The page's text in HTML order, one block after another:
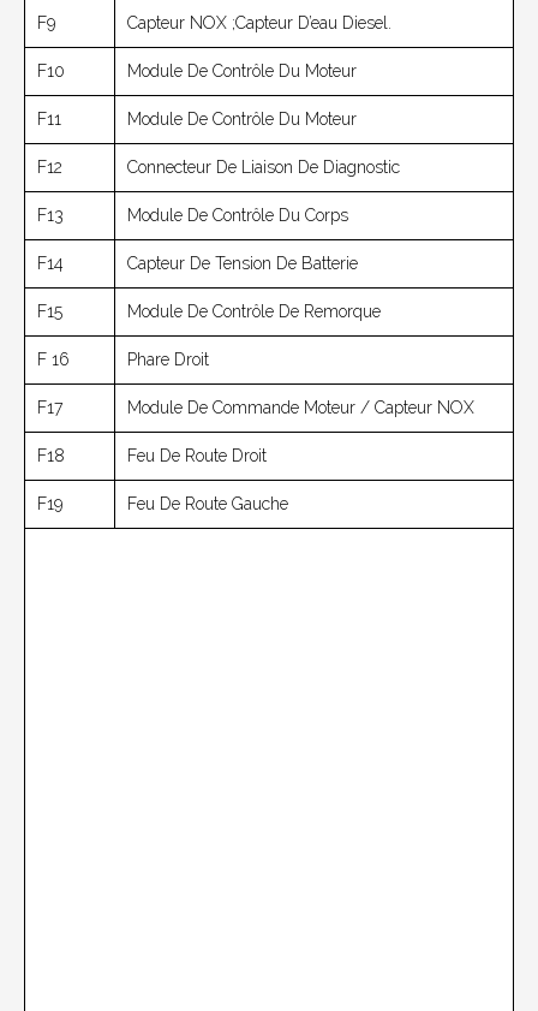
F9 Capteur NOX ;Capteur D’eau Diesel.
F10 Module De Contrôle Du Moteur
F11 Module De Contrôle Du Moteur
F12 Connecteur De Liaison De Diagnostic
F13 Module De Contrôle Du Corps
F14 Capteur De Tension De Batterie
F15 Module De Contrôle De Remorque
F 16 Phare Droit
F17 Module De Commande Moteur / Capteur NOX
F18 Feu De Route Droit
F19 Feu De Route Gauche